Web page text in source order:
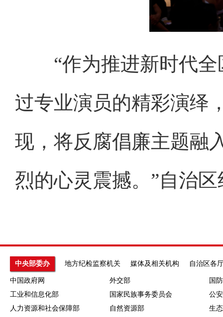
“作为推进新时代全
过专业演员的精彩演绎
现，将反腐倡廉主题融
烈的心灵震撼。”自治
中央部委办 地方纪检监察机关 媒体及相关机构 自治区各
中国政府网 外交部
国
工业和信息化部
国家民族事务委员会
公
人力资源和社会保障部
自然资源部
生